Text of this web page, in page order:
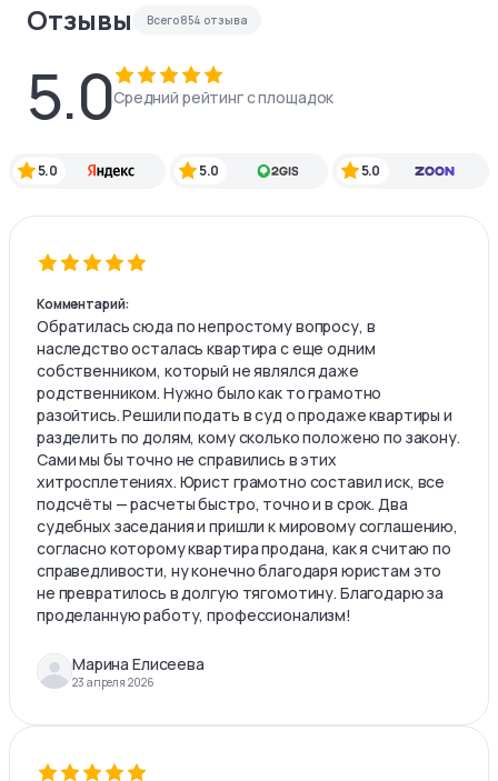
Отзывы Всего854 отзыва
5.0Средний рейтинг с площадок
5.0 5.0 5.0
Комментарий:
Обратилась сюда по непростому вопросу, в
наследство осталась квартира с еще одним
собственником, который не являлся даже
родственником. Нужно было как то грамотно
разойтись. Решили подать в суд о продаже квартиры и
разделить по долям, кому сколько положено по закону.
Сами мы бы точно не справились в этих
хитросплетениях. Юрист грамотно составил иск, все
подсчёты — расчеты быстро, точно и в срок. Два
судебных заседания и пришли к мировому соглашению,
согласно которому квартира продана, как я считаю по
справедливости, ну конечно благодаря юристам это
не превратилось в долгую тягомотину. Благодарю за
проделанную работу, профессионализм!
Марина Елисеева
23 апреля 2026